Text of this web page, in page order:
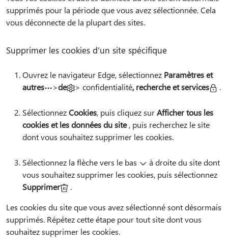
supprimés pour la période que vous avez sélectionnée. Cela
vous déconnecte de la plupart des sites.
Supprimer les cookies d’un site spécifique
Ouvrez le navigateur Edge, sélectionnez Paramètres et
autres
>de > confidentialité, recherche et services .
SélectionnezCookies, puis cliquez surAfficher tous les
cookies et les données du site, puis recherchez le site
dont vous souhaitez supprimer les cookies.
Sélectionnez la flèche vers le bas
à droite du site dont
vous souhaitez supprimer les cookies, puis sélectionnez
Supprimer
.
Les cookies du site que vous avez sélectionné sont désormais
supprimés. Répétez cette étape pour tout site dont vous
souhaitez supprimer les cookies.